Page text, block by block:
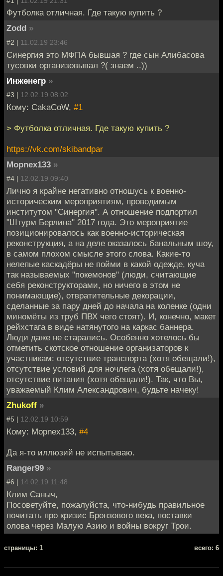
Футболка отличная. Где такую купить ?
Zodd »
#2 | 11.02.19 23:46
Синергия это МФПА бывшая ? где сын Алибасова
тусовки организовывал ?( знаем ..))
Инженегр »
#3 | 12.02.19 08:02
Кому: CakaCoW, #1
> Футболка отличная. Где такую купить ?
https://vk.com/skibandpar
Mopnex133 »
#4 | 12.02.19 09:40
Лично я крайне негативно отношусь к военно-
историческим мероприятиям, проводимым
институтом "Синергия". А отношение подпортил
"Штурм Берлина" 2017 года. Это мероприятие
позиционировалось как военно-историческая
реконструкция, а на деле оказалось банальным шоу,
в самом плохом смысле этого слова. Какие-то
нелепые каскадёры не пойми в какой одежде, куча
так называемых "покемонов" (люди, считающие
себя реконструкторами, но ничего в этом не
понимающие), отвратительные декорации,
сделанные за пару дней до начала на коленке (одни
миномёты из труб ПВХ чего стоят). И, конечно, макет
рейхстага в виде натянутого на каркас баннера.
Люди даже не старались. Особенно хотелось бы
отметить скотское отношение организаторов к
участникам: отсутствие транспорта (хотя обещали!),
отсутствие условий для ночлега (хотя обещали!),
отсутствие питания (хотя обещали!). Так, что Вы,
уважаемый Клим Александрович, будьте начеку!
Zhukoff »
#5 | 12.02.19 10:59
Кому: Mopnex133, #4
Да я-то иллюзий не испытываю.
Ranger99 »
#6 | 14.02.19 11:48
Клим Саныч,
Посоветуйте, пожалуйста, что-нибудь правильное
почитать про кризис Бронзового века, поставки
олова через Малую Азию и войны вокруг Трои.
cтраницы: 1 всего: 6